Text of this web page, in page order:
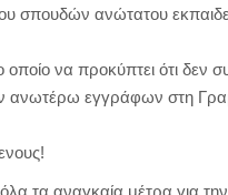
σπουδών ανώτατου
να προκύπτει ότι δεν
ανωτέρω εγγράφων στη
τα αναγκαία μέτρα για